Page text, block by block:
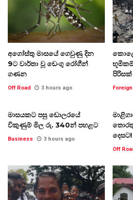
අගෝස්තු මාසයේ ගෙවුණු දින
9ට වාර්තා වූ ඩෙංගු රෝගීන්
ගණන
Off Road 3 hours ago Foreign
මාසයකට පසු ඩොලරයේ
විකුණුම් මිල රු. 340න් පහළට
Business 3 hours ago
දෙසට!
Off